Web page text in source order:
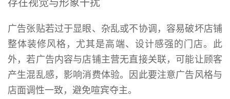
存在视觉与形象干扰
广告张贴若过于显眼、杂乱或不协调，容易破坏店铺
整体装修风格，尤其是高端、设计感强的门店。此
外，若广告内容与店铺主营无直接关联，可能让顾客
产生混乱感，影响消费体验。因此要注意广告风格与
店面调性一致，避免喧宾夺主。